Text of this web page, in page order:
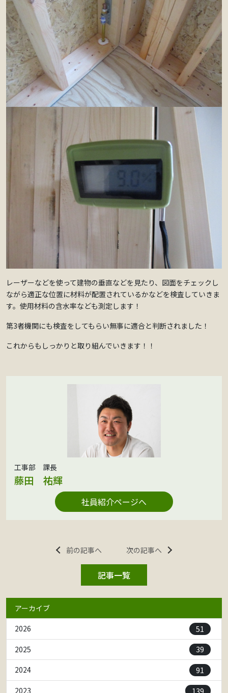
レーザーなどを使って建物の垂直などを見たり、図面をチェックし
ながら適正な位置に材料が配置されているかなどを検査していきま
す。使用材料の含水率なども測定します！
第3者機関にも検査をしてもらい無事に適合と判断されました！
これからもしっかりと取り組んでいきます！！
工事部 課長
藤田 祐輝
社員紹介ページへ
前の記事へ 次の記事へ
記事一覧
アーカイブ
2026
51
2025 39
2024 91
2023 139